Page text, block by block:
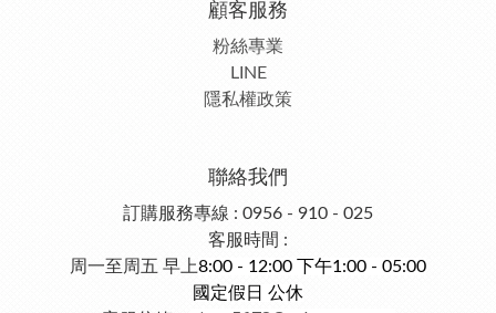
顧客服務
粉絲專業
LINE
隱私權政策
聯絡我們
訂購服務專線 : 0956 - 910 - 025
客服時間 :
周一至周五 早上8:00 - 12:00 下午1:00 - 05:00
國定假日 公休